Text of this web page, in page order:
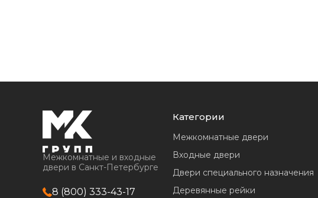
Межкомнатные и входные
двери в Санкт-Петербурге
8 (800) 333-43-17
Категории
Межкомнатные двери
Входные двери
Двери специального назначения
Деревянные рейки